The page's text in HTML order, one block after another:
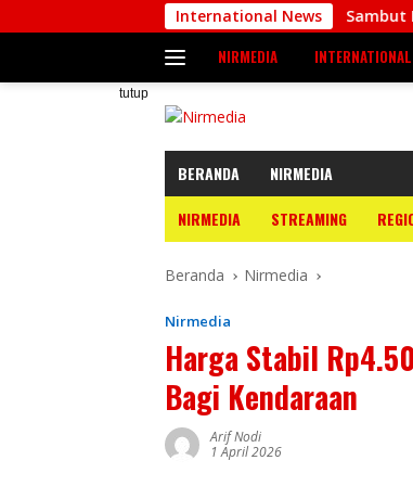
ke
International News
Sambut HUT Ke-81 RI,
NIRMEDIA
tutup
BERANDA
NIRMEDIA
NIRMEDIA
STREAMING
Beranda Nirmedia
Nirmedia
Harga Stabil
Bagi Kendaraan
Arif Nodi
1 April 2026